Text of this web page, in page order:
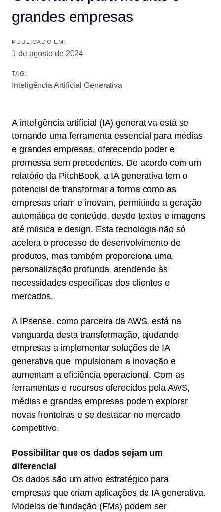
grandes empresas
PUBLICADO EM:
1 de agosto de 2024
TAG:
Inteligência Artificial Generativa
A inteligência artificial (IA) generativa está se
tornando uma ferramenta essencial para médias
e grandes empresas, oferecendo poder e
promessa sem precedentes. De acordo com um
relatório da PitchBook, a IA generativa tem o
potencial de transformar a forma como as
empresas criam e inovam, permitindo a geração
automática de conteúdo, desde textos e imagens
até música e design. Esta tecnologia não só
acelera o processo de desenvolvimento de
produtos, mas também proporciona uma
personalização profunda, atendendo às
necessidades específicas dos clientes e
mercados.
A IPsense, como parceira da AWS, está na
vanguarda desta transformação, ajudando
empresas a implementar soluções de IA
generativa que impulsionam a inovação e
aumentam a eficiência operacional. Com as
ferramentas e recursos oferecidos pela AWS,
médias e grandes empresas podem explorar
novas fronteiras e se destacar no mercado
competitivo.
Possibilitar que os dados sejam um
diferencial
Os dados são um ativo estratégico para
empresas que criam aplicações de IA generativa.
Modelos de fundação (FMs) podem ser